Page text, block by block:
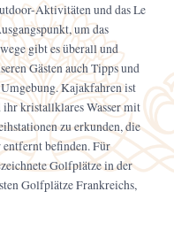
Aktivitäten und das Le
um das
gibt es überall und
Gästen auch Tipps und
Kajakfahren ist
kristallklares Wasser mit
zu erkunden, die
befinden. Für
Golfplätze in der
Golfplätze Frankreichs,